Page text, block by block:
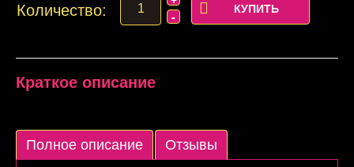
Количество:
Краткое описание
Полное описание Отзывы